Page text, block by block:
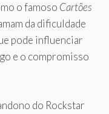
o famoso Cartões
da dificuldade
pode influenciar
e o compromisso
do Rockstar